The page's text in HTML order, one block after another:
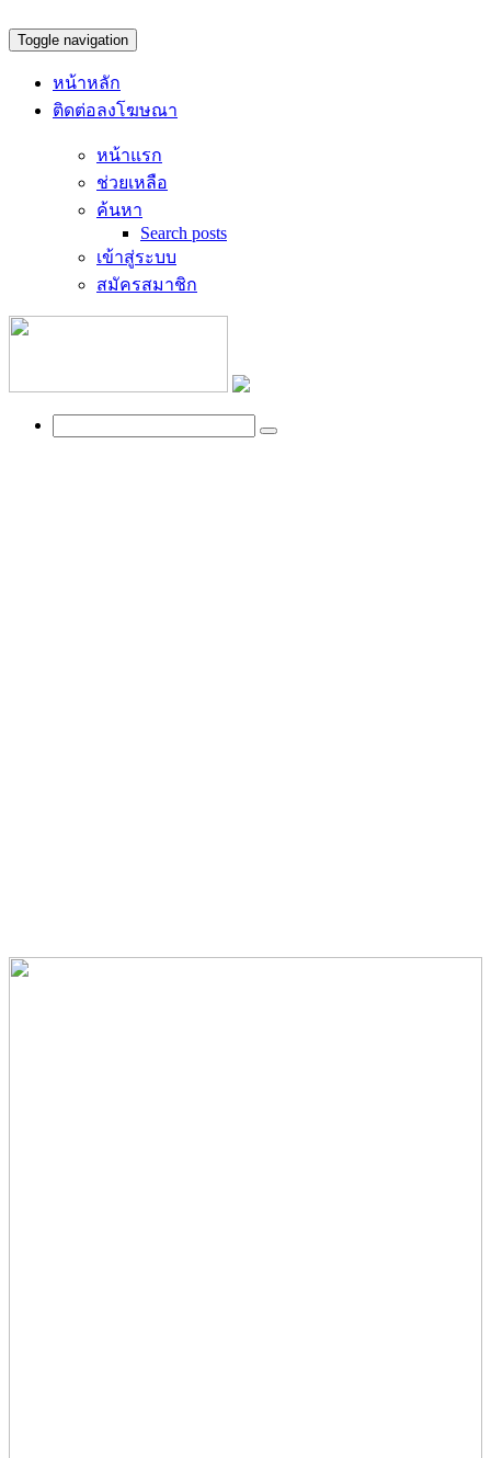
Toggle navigation
หน้าหลัก
ติดต่อลงโฆษณา
หน้าแรก
ช่วยเหลือ
ค้นหา
Search posts
เข้าสู่ระบบ
สมัครสมาชิก